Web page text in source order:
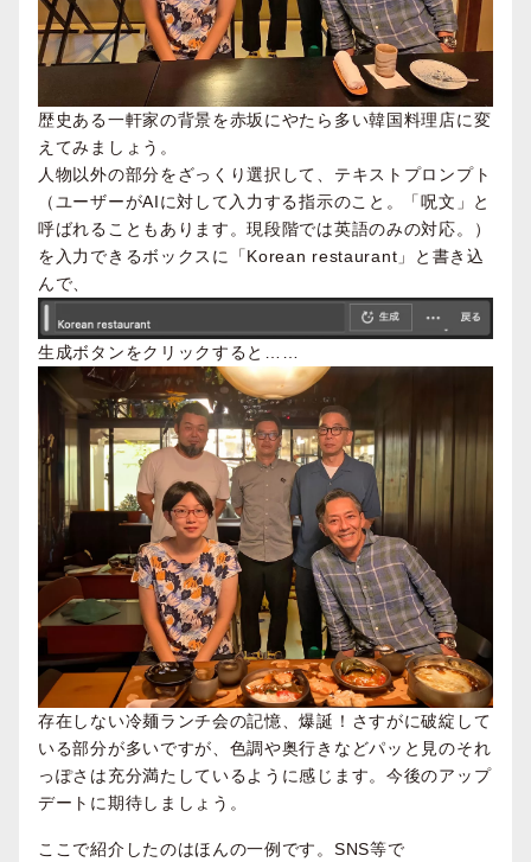
歴史ある一軒家の背景を赤坂にやたら多い韓国料理店に変
えてみましょう。
人物以外の部分をざっくり選択して、テキストプロンプト
（ユーザーがAIに対して入力する指示のこと。「呪文」と
呼ばれることもあります。現段階では英語のみの対応。）
を入力できるボックスに「Korean restaurant」と書き込
んで、
生成ボタンをクリックすると……
存在しない冷麺ランチ会の記憶、爆誕！さすがに破綻して
いる部分が多いですが、色調や奥行きなどパッと見のそれ
っぽさは充分満たしているように感じます。今後のアップ
デートに期待しましょう。
ここで紹介したのはほんの一例です。SNS等で